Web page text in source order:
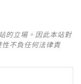
的立場。因此本站對
不負任何法律責